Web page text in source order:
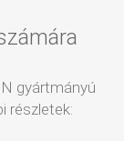
gyártmányú
részletek: